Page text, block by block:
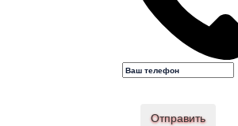
Отправить